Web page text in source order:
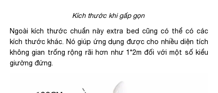
Kích thước khi gấp gọn
Ngoài kích thước chuẩn này extra bed cũng có thể có các
kích thước khác. Nó giúp ứng dụng được cho nhiều diện tích
không gian trống rộng rãi hơn như 1*2m đối với một số kiểu
giường đứng.